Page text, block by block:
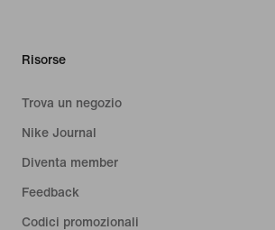
Risorse
Trova un negozio
Nike Journal
Diventa member
Feedback
Codici promozionali